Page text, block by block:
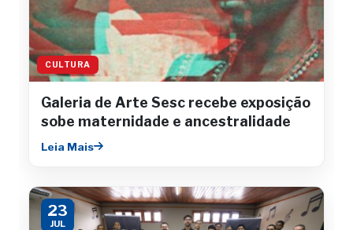
CULTURA
Galeria de Arte Sesc recebe exposição
sobe maternidade e ancestralidade
Leia Mais
23
JUL